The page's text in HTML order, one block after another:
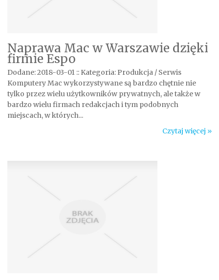
Naprawa Mac w Warszawie dzięki
firmie Espo
Dodane: 2018-03-01 :: Kategoria: Produkcja / Serwis
Komputery Mac wykorzystywane są bardzo chętnie nie
tylko przez wielu użytkowników prywatnych, ale także w
bardzo wielu firmach redakcjach i tym podobnych
miejscach, w których...
Czytaj więcej »